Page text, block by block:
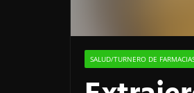
SALUD/TURNERO DE